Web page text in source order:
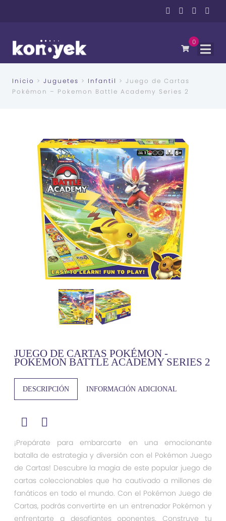
0
Inicio > Juguetes > Infantil > Juego de Cartas
Pokémon – Pokemon Battle Academy Series 2
JUEGO DE CARTAS POKÉMON -
POKEMON BATTLE ACADEMY SERIES 2
DESCRIPCIÓN INFORMACIÓN ADICIONAL
¡Prepárate para embarcarte en una emocionante
batalla de estrategia y diversión con el Pokémon Juego
de Cartas! Descubre la magia de este popular juego de
cartas coleccionables que ha cautivado a millones de
fanáticos en todo el mundo. Con el Pokémon Juego de
Cartas, podrás convertirte en un entrenador Pokémon y
enfrentarte a desafiantes oponentes. Construye tu